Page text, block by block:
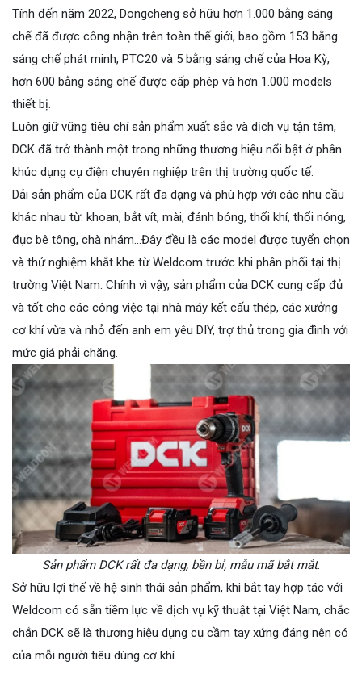
Tính đến năm 2022, Dongcheng sở hữu hơn 1.000 bằng sáng
chế đã được công nhận trên toàn thế giới, bao gồm 153 bằng
sáng chế phát minh, PTC20 và 5 bằng sáng chế của Hoa Kỳ,
hơn 600 bằng sáng chế được cấp phép và hơn 1.000 models
thiết bị.
Luôn giữ vững tiêu chí sản phẩm xuất sắc và dịch vụ tận tâm,
DCK đã trở thành một trong những thương hiệu nổi bật ở phân
khúc dụng cụ điện chuyên nghiệp trên thị trường quốc tế.
Dải sản phẩm của DCK rất đa dạng và phù hợp với các nhu cầu
khác nhau từ: khoan, bắt vít, mài, đánh bóng, thổi khí, thổi nóng,
đục bê tông, chà nhám...Đây đều là các model được tuyển chọn
và thử nghiệm khắt khe từ Weldcom trước khi phân phối tại thị
trường Việt Nam. Chính vì vậy, sản phẩm của DCK cung cấp đủ
và tốt cho các công việc tại nhà máy kết cấu thép, các xưởng
cơ khí vừa và nhỏ đến anh em yêu DIY, trợ thủ trong gia đình với
mức giá phải chăng.
Sản phẩm DCK rất đa dạng, bền bỉ, mẫu mã bắt mắt.
Sở hữu lợi thế về hệ sinh thái sản phẩm, khi bắt tay hợp tác với
Weldcom có sẵn tiềm lực về dịch vụ kỹ thuật tại Việt Nam, chắc
chắn DCK sẽ là thương hiệu dụng cụ cầm tay xứng đáng nên có
của mỗi người tiêu dùng cơ khí.